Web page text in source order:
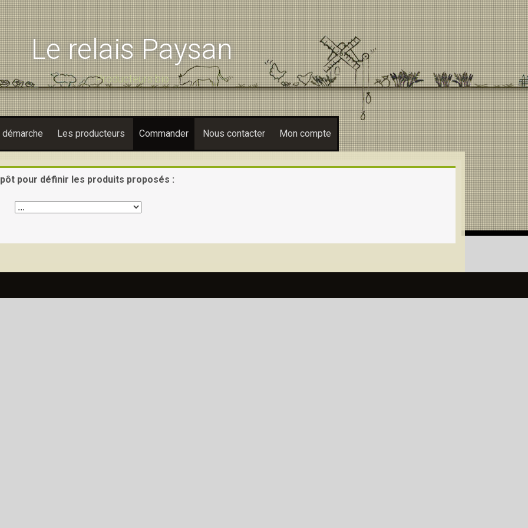
lerelaisx/www/wp-config.phpon line100
Le relais Paysan
Producteurs bio
Les producteurs Commander Nous contacter Mon compte
pour définir les produits proposés :